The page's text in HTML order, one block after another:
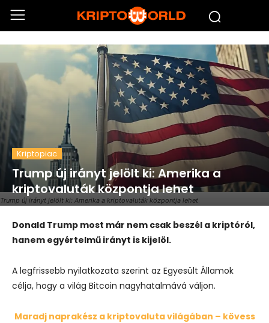
Trump új irányt jelölt ki: Amerika a kriptovaluták központja lehet
Kriptopiac
Trump új irányt jelölt ki: Amerika a
kriptovaluták központja lehet
Donald Trump most már nem csak beszél a kriptóról,
hanem egyértelmű irányt is kijelöl.
A legfrissebb nyilatkozata szerint az Egyesült Államok
célja, hogy a világ Bitcoin nagyhatalmává váljon.
Maradj naprakész a kriptovaluta világában – kövess